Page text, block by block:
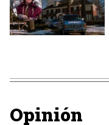
Opinión